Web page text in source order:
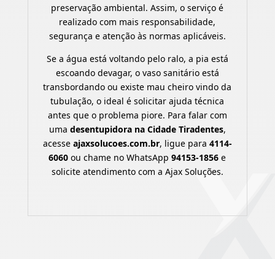
preservação ambiental. Assim, o serviço é
realizado com mais responsabilidade,
segurança e atenção às normas aplicáveis.
Se a água está voltando pelo ralo, a pia está
escoando devagar, o vaso sanitário está
transbordando ou existe mau cheiro vindo da
tubulação, o ideal é solicitar ajuda técnica
antes que o problema piore. Para falar com
uma desentupidora na Cidade Tiradentes,
acesse ajaxsolucoes.com.br, ligue para 4114-
6060 ou chame no WhatsApp94153-1856 e
solicite atendimento com a Ajax Soluções.